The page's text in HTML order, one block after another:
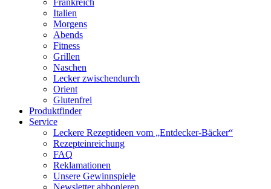
Frankreich
Italien
Morgens
Abends
Fitness
Grillen
Naschen
Lecker zwischendurch
Orient
Glutenfrei
Produktfinder
Service
Leckere Rezeptideen vom „Entdecker-Bäcker“
Rezepteinreichung
FAQ
Reklamationen
Unsere Gewinnspiele
Newsletter abbonieren